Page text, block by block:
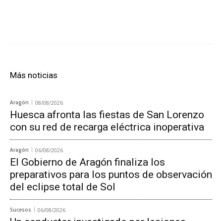
Más noticias
Aragón 08/08/2026
Huesca afronta las fiestas de San Lorenzo
con su red de recarga eléctrica inoperativa
Aragón 06/08/2026
El Gobierno de Aragón finaliza los
preparativos para los puntos de observación
del eclipse total de Sol
Sucesos 06/08/2026